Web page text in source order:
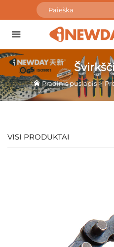
Pradinis puslapis>
VISI PRODUKTAI